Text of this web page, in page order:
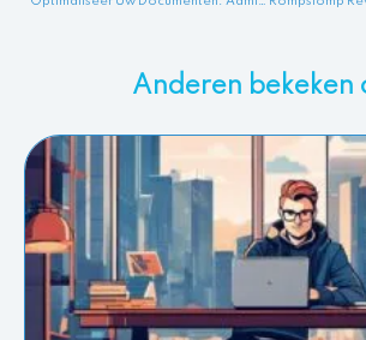
Anderen bekeken